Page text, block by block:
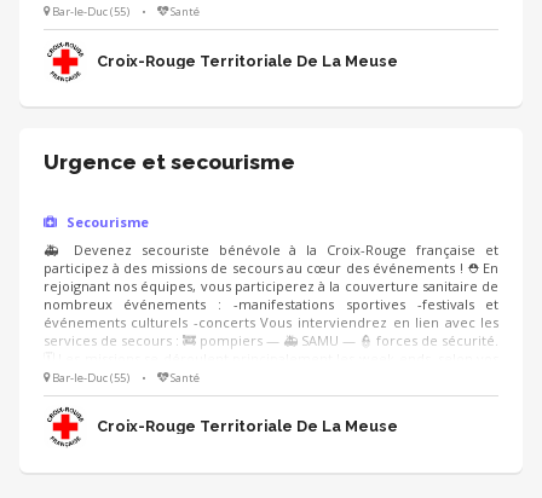
gestion et l’organisation du matériel -Les inventaires et le suivi des
consommables -La préparation et le rangement des véhicules -
L’appui aux événements
Bar-le-Duc (55) • Santé
Croix-Rouge Territoriale De La Meuse
Urgence et secourisme
Secourisme
🚑 Devenez secouriste bénévole à la Croix-Rouge française et
participez à des missions de secours au cœur des événements ! ⛑️ En
rejoignant nos équipes, vous participerez à la couverture sanitaire de
nombreux événements : -manifestations sportives -festivals et
événements culturels -concerts Vous interviendrez en lien avec les
services de secours : 🚒 pompiers — 🚑 SAMU — 👮 forces de sécurité.
disponibilités. 🤝 Que vous soyez déjà formé ou débutant, nous vous
accompagnons avec des formations adaptées pour rejoindre
progressivement les équipes. 👉 Rejoignez une équipe dynamique,
engagée et solidaire
Bar-le-Duc (55) • Santé
Croix-Rouge Territoriale De La Meuse